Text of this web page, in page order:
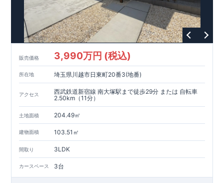
販売価格 3,990万円 (税込)
所在地 埼玉県川越市日東町20番3(地番)
アクセス
西武鉄道新宿線 南大塚駅まで徒歩29分 または 自転車
2.50km（11分）
土地面積 204.49㎡
建物面積 103.51㎡
間取り 3LDK
カースペース 3台